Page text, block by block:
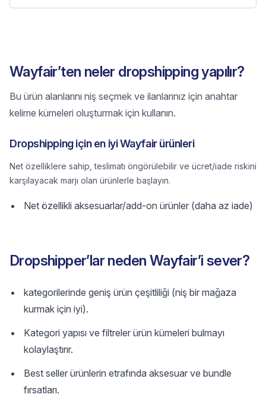
Wayfair’ten neler dropshipping yapılır?
Bu ürün alanlarını niş seçmek ve ilanlarınız için anahtar
kelime kümeleri oluşturmak için kullanın.
Dropshipping için en iyi Wayfair ürünleri
Net özelliklere sahip, teslimatı öngörülebilir ve ücret/iade riskini
karşılayacak marjı olan ürünlerle başlayın.
Net özellikli aksesuarlar/add-on ürünler (daha az iade)
Dropshipper’lar neden Wayfair’i sever?
kategorilerinde geniş ürün çeşitliliği (niş bir mağaza
kurmak için iyi).
Kategori yapısı ve filtreler ürün kümeleri bulmayı
kolaylaştırır.
Best seller ürünlerin etrafında aksesuar ve bundle
fırsatları.